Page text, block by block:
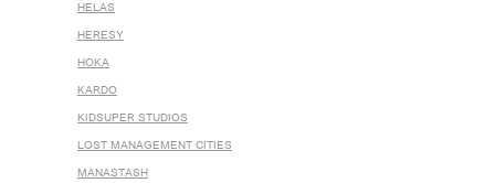
HELAS
HERESY
HOKA
KARDO
KIDSUPER STUDIOS
LOST MANAGEMENT CITIES
MANASTASH